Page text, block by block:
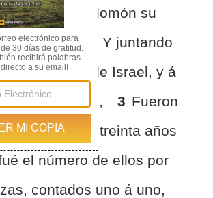
días, hizo á Salomón su
Israel.
Y juntando
principales de Israel, y á
y Levitas,
3 Fueron
los Levitas de treinta años
el número de ellos por
contados uno á uno,